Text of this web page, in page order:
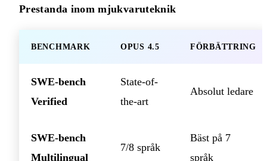
Prestanda inom mjukvaruteknik
BENCHMARK OPUS 4.5 FÖRBÄTTRING
SWE-bench
Verified
State-of-
the-art
Absolut ledare
SWE-bench
Multilingual
7/8 språk
Bäst på 7
språk